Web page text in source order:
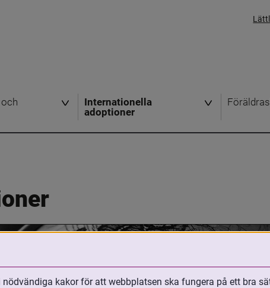
Internationella
adoptioner
kakor för att webbplatsen ska fungera på ett bra